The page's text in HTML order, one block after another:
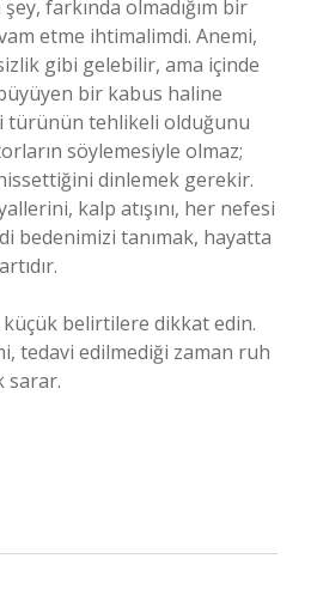
farkında olmadığım bir
etme ihtimalimdi. Anemi,
gibi gelebilir, ama içinde
bir kabus haline
türünün tehlikeli olduğunu
söylemesiyle olmaz;
dinlemek gerekir.
kalp atışını, her nefesi
bedenimizi tanımak, hayatta
küçük belirtilere dikkat edin.
tedavi edilmediği zaman ruh
sarar.